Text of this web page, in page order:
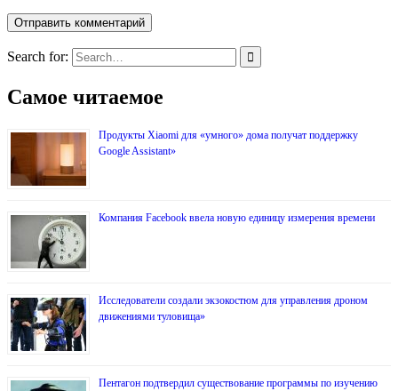
Search for:
Самое читаемое
Продукты Xiaomi для «умного» дома получат поддержку
Google Assistant»
Компания Facebook ввела новую единицу измерения времени
Исследователи создали экзокостюм для управления дроном
движениями туловища»
Пентагон подтвердил существование программы по изучению